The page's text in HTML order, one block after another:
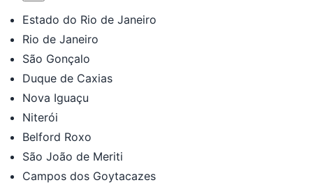
Estado do Rio de Janeiro
Rio de Janeiro
São Gonçalo
Duque de Caxias
Nova Iguaçu
Niterói
Belford Roxo
São João de Meriti
Campos dos Goytacazes